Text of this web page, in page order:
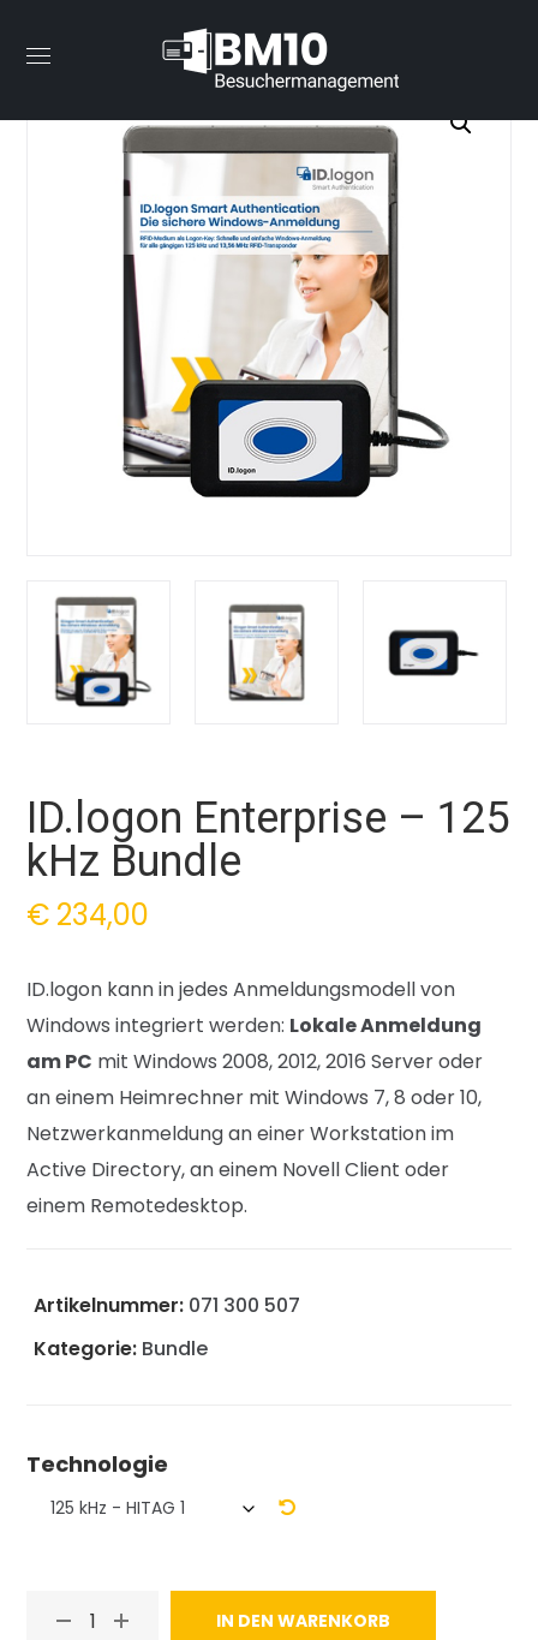
ID.logon Enterprise – 125
kHz Bundle
€ 234,00
ID.logon kann in jedes Anmeldungsmodell von
Windows integriert werden: Lokale Anmeldung
am PC mit Windows 2008, 2012, 2016 Server oder
an einem Heimrechner mit Windows 7, 8 oder 10,
Netzwerkanmeldung an einer Workstation im
Active Directory, an einem Novell Client oder
einem Remotedesktop.
Artikelnummer: 071 300 507
Kategorie: Bundle
Technologie
IN DEN WARENKORB